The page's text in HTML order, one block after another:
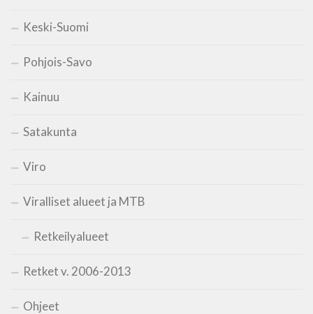
Keski-Suomi
Pohjois-Savo
Kainuu
Satakunta
Viro
Viralliset alueet ja MTB
Retkeilyalueet
Retket v. 2006-2013
Ohjeet